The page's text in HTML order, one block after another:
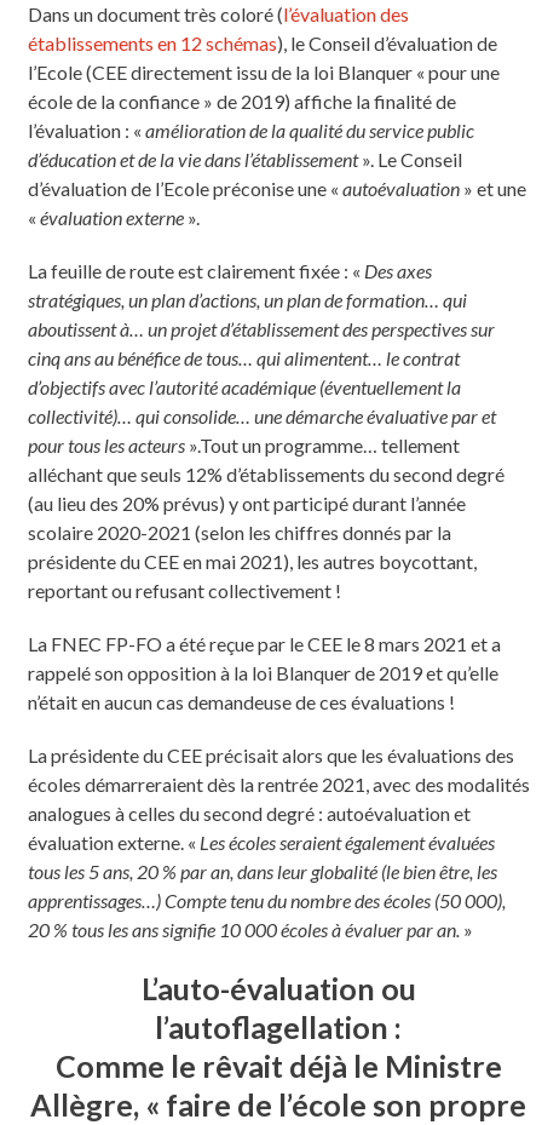
Dans un document très coloré (l’évaluation des
établissements en 12 schémas), le Conseil d’évaluation de
l’Ecole (CEE directement issu de la loi Blanquer « pour une
école de la confiance » de 2019) affiche la finalité de
l’évaluation : « amélioration de la qualité du service public
d’éducation et de la vie dans l’établissement». Le Conseil
d’évaluation de l’Ecole préconise une « autoévaluation » et une
« évaluation externe ».
La feuille de route est clairement fixée : « Des axes
stratégiques, un plan d’actions, un plan de formation… qui
aboutissent à… un projet d’établissement des perspectives sur
cinq ans au bénéfice de tous… qui alimentent… le contrat
d’objectifs avec l’autorité académique (éventuellement la
collectivité)… qui consolide… une démarche évaluative par et
pour tous les acteurs ».Tout un programme… tellement
alléchant que seuls 12% d’établissements du second degré
(au lieu des 20% prévus) y ont participé durant l’année
scolaire 2020-2021 (selon les chiffres donnés par la
présidente du CEE en mai 2021), les autres boycottant,
reportant ou refusant collectivement !
La FNEC FP-FO a été reçue par le CEE le 8 mars 2021 et a
rappelé son opposition à la loi Blanquer de 2019 et qu’elle
n’était en aucun cas demandeuse de ces évaluations !
La présidente du CEE précisait alors que les évaluations des
écoles démarreraient dès la rentrée 2021, avec des modalités
analogues à celles du second degré : autoévaluation et
évaluation externe. « Les écoles seraient également évaluées
tous les 5 ans, 20 % par an, dans leur globalité (le bien être, les
apprentissages…) Compte tenu du nombre des écoles (50 000),
20 % tous les ans signifie 10 000 écoles à évaluer par an. »
L’auto-évaluation ou
l’autoflagellation :
Comme le rêvait déjà le Ministre
Allègre, « faire de l’école son propre